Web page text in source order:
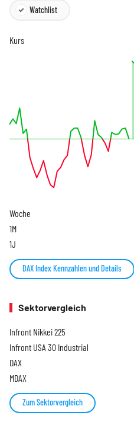
Watchlist
Kurs
Woche
1M
1J
DAX Index Kennzahlen und Details
Sektorvergleich
Infront Nikkei 225
Infront USA 30 Industrial
DAX
MDAX
Zum Sektorvergleich